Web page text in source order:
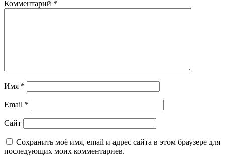
Комментарий *
Имя *
Email *
Сайт
Сохранить моё имя, email и адрес сайта в этом браузере для
последующих моих комментариев.